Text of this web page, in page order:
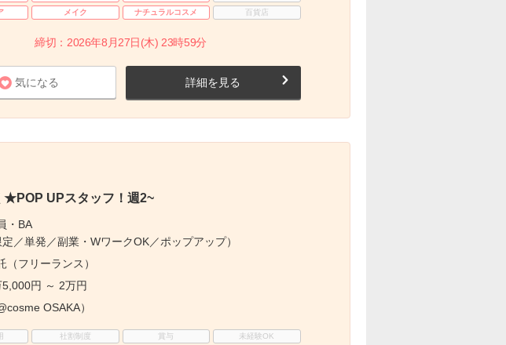
メイク ナチュラルコスメ 百貨店
締切：2026年8月27日(木) 23時59分
気になる 詳細を見る
★POP UPスタッフ！週2~
・BA
定／単発／副業・WワークOK／ポップアップ）
（フリーランス）
5,000円 ～ 2万円
OSAKA）
社割制度 賞与
未経験OK